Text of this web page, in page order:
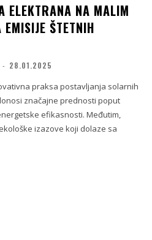
ELEKTRANA NA MALIM
EMISIJE ŠTETNIH
- 28.01.2025
praksa postavljanja solarnih
značajne prednosti poput
efikasnosti. Međutim,
izazove koji dolaze sa